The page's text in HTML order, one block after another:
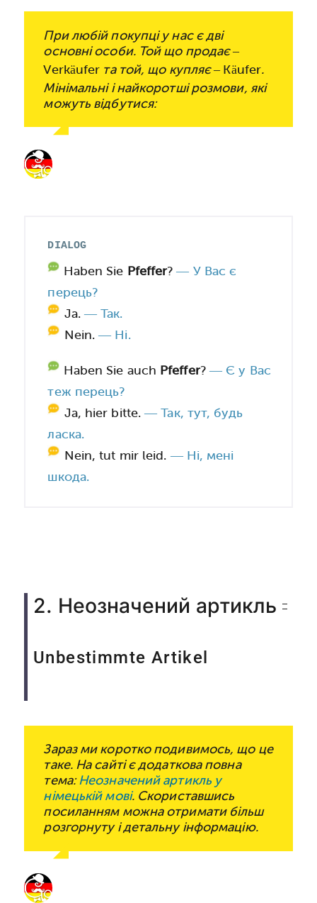
При любій покупці у нас є дві
основні особи. Той що продає –
Verkäufer та той, що купляє –Käufer.
Мінімальні і найкоротші розмови, які
можуть відбутися:
DIALOG
Haben Sie Pfeffer? — У Вас є
перець?
Ja. — Так.
Nein. — Ні.
Haben Sie auch Pfeffer?— Є у Вас
теж перець?
Ja, hier bitte. — Так, тут, будь
ласка.
Nein, tut mir leid. — Ні, мені
шкода.
2. Неозначений артикль
Unbestimmte Artikel
Зараз ми коротко подивимось, що це
таке. На сайті є додаткова повна
тема:Неозначений артикль у
німецькій мові. Скориставшись
посиланням можна отримати більш
розгорнуту і детальну інформацію.